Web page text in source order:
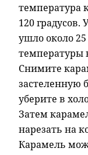
температура
120 градусов.
ушло около
температуры
Снимите
застеленную
уберите в
Затем
нарезать на
Карамель